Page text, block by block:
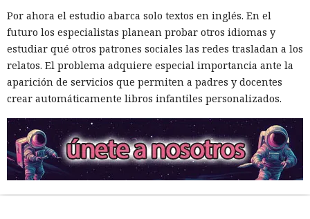
Por ahora el estudio abarca solo textos en inglés. En el
futuro los especialistas planean probar otros idiomas y
estudiar qué otros patrones sociales las redes trasladan a los
relatos. El problema adquiere especial importancia ante la
aparición de servicios que permiten a padres y docentes
crear automáticamente libros infantiles personalizados.